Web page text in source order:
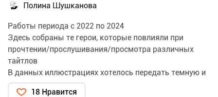
Полина Шушканова
Работы периода с 2022 по 2024
Здесь собраны те герои, которые повлияли при
прочтении/прослушивания/просмотра различных
тайтлов
В данных иллюстрациях хотелось передать темную и
драматичную сторону героев
18 Нравится